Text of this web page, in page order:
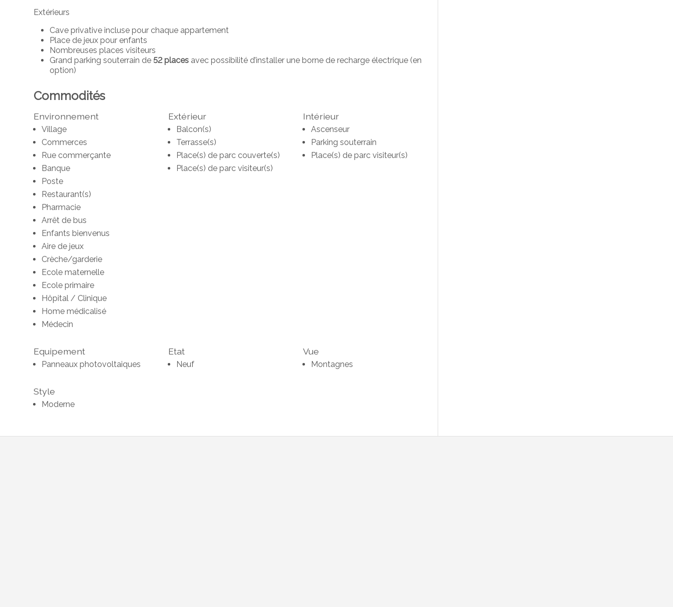
Extérieurs
Cave privative incluse pour chaque appartement
Place de jeux pour enfants
Nombreuses places visiteurs
Grand parking souterrain de52 places avec possibilité d’installer une borne de recharge électrique (en
option)
Commodités
Environnement
Village
Commerces
Rue commerçante
Banque
Poste
Restaurant(s)
Pharmacie
Arrêt de bus
Enfants bienvenus
Aire de jeux
Crèche/garderie
Ecole maternelle
Ecole primaire
Hôpital / Clinique
Home médicalisé
Médecin
Extérieur
Balcon(s)
Terrasse(s)
Place(s) de parc couverte(s)
Place(s) de parc visiteur(s)
Intérieur
Ascenseur
Parking souterrain
Place(s) de parc visiteur(s)
Equipement
Panneaux photovoltaiques
Etat
Neuf
Vue
Montagnes
Style
Moderne